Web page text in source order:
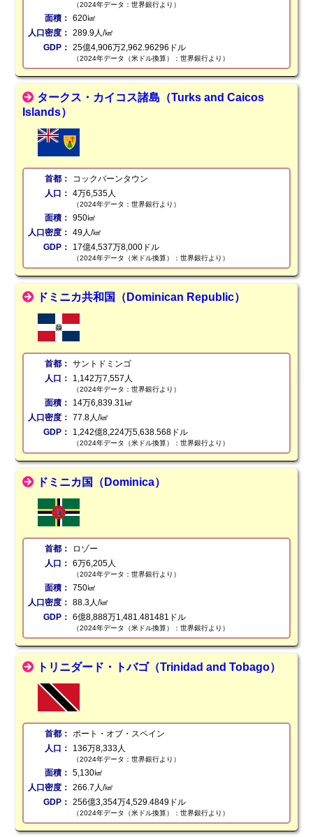
（2024年データ：世界銀行より）
面積： 620㎢
人口密度： 289.9人/㎢
GDP： 25億4,906万2,962.96296ドル
（2024年データ（米ドル換算）：世界銀行より）
タークス・カイコス諸島（Turks and Caicos
Islands）
首都：
コックバーンタウン
人口： 4万6,535人
（2024年データ：世界銀行より）
面積： 950㎢
人口密度： 49人/㎢
GDP：
17億4,537万8,000ドル
（2024年データ（米ドル換算）：世界銀行より）
ドミニカ共和国（Dominican Republic）
首都： サントドミンゴ
人口：
1,142万7,557人
（2024年データ：世界銀行より）
面積：
14万6,839.31㎢
人口密度： 77.8人/㎢
GDP：
1,242億8,224万5,638.568ドル
（2024年データ（米ドル換算）：世界銀行より）
ドミニカ国（Dominica）
首都：
ロゾー
人口： 6万6,205人
（2024年データ：世界銀行より）
面積： 750㎢
人口密度： 88.3人/㎢
GDP： 6億8,888万1,481.481481ドル
（2024年データ（米ドル換算）：世界銀行より）
トリニダード・トバゴ（Trinidad and Tobago）
首都： ポート・オブ・スペイン
人口：
136万8,333人
（2024年データ：世界銀行より）
面積： 5,130㎢
人口密度： 266.7人/㎢
GDP： 256億3,354万4,529.4849ドル
（2024年データ（米ドル換算）：世界銀行より）